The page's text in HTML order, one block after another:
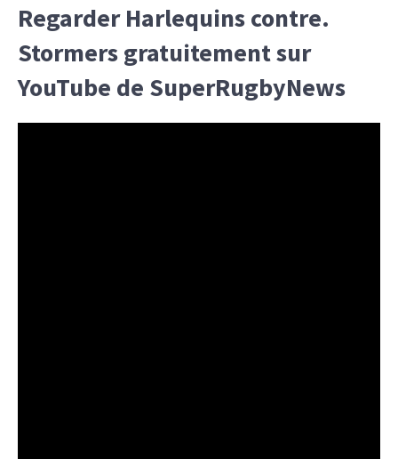
Regarder Harlequins contre.
Stormers gratuitement sur
YouTube de SuperRugbyNews